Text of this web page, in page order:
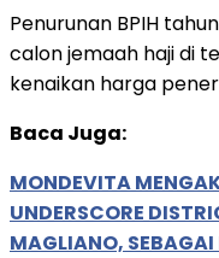
Penurunan BPIH
calon jemaah haji di
kenaikan harga
Baca Juga:
MONDEVITA
UNDERSCORE
MAGLIANO,